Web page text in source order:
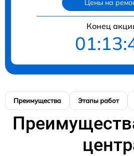
Цены на
Конец
Преимущества Этапы работ